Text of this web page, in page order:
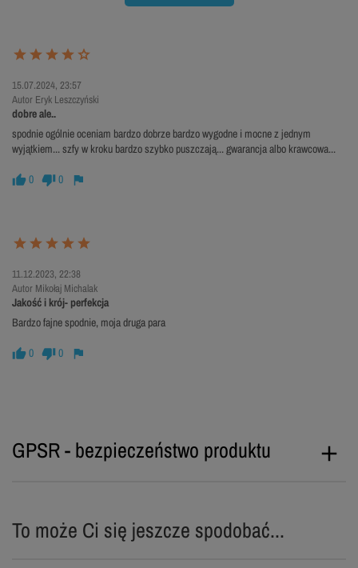
15.07.2024, 23:57
Autor Eryk Leszczyński
dobre ale..
spodnie ogólnie oceniam bardzo dobrze bardzo wygodne i mocne z jednym
wyjątkiem... szfy w kroku bardzo szybko puszczają... gwarancja albo krawcowa...
0 0
11.12.2023, 22:38
Autor Mikołaj Michalak
Jakość i krój- perfekcja
Bardzo fajne spodnie, moja druga para
0 0
GPSR - bezpieczeństwo produktu
To może Ci się jeszcze spodobać...